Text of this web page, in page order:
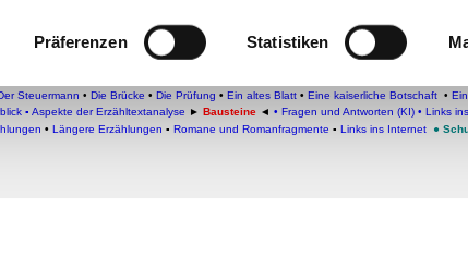
aktives Scannen nach bestimmten Merkmalen
wie Ihre persönlichen Daten verarbeitet werden, und
Einzelheitenfest.
um Inhalte und Anzeigen zu personalisieren, Funktionen
Präferenzen Statistiken
Parabel ●Autorinnen und Autoren FRANZ KAFKA
Steuermann • Die Brücke • Die Prüfung • Ein altes Blatt • Eine kaiserliche Botschaft •
▪ Aspekte der Erzähltextanalyse ► Bausteine ◄ • Fragen und Antworten (KI) • Links
• Längere Erzählungen ▪ Romane und Romanfragmente ▪ Links ins Internet ●